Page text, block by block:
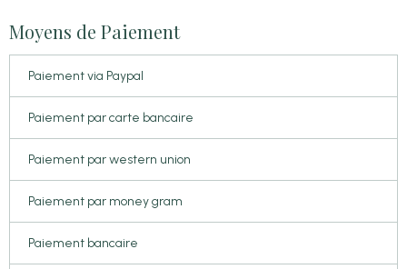
Moyens de Paiement
Paiement via Paypal
Paiement par carte bancaire
Paiement par western union
Paiement par money gram
Paiement bancaire